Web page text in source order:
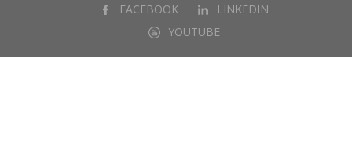
FACEBOOK
LINKEDIN
YOUTUBE